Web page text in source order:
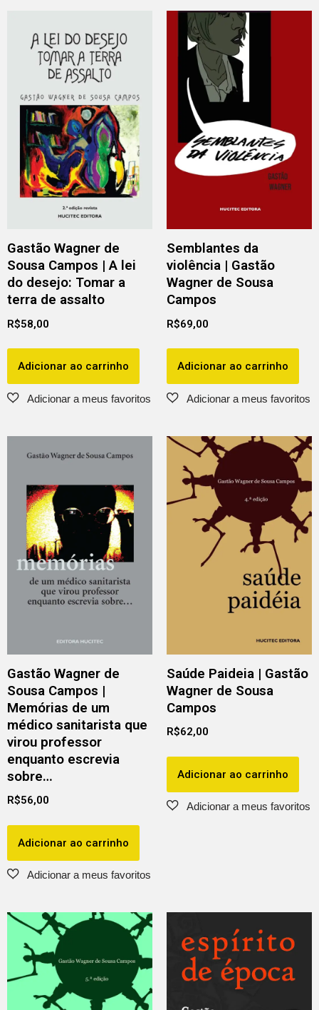
Gastão Wagner de
Sousa Campos | A lei
do desejo: Tomar a
terra de assalto
R$58,00
Adicionar ao carrinho
Semblantes da
violência | Gastão
Wagner de Sousa
Campos
R$69,00
Adicionar ao carrinho
Gastão Wagner de
Sousa Campos |
Memórias de um
médico sanitarista que
virou professor
enquanto escrevia
sobre…
R$56,00
Adicionar ao carrinho
Saúde Paideia | Gastão
Wagner de Sousa
Campos
R$62,00
Adicionar ao carrinho